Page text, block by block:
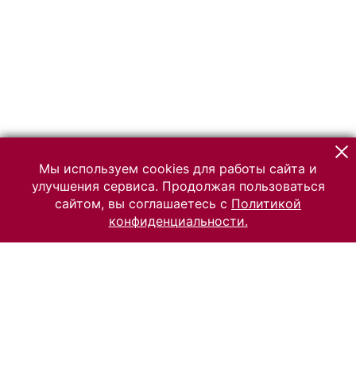
Мы используем cookies для работы сайта и
улучшения сервиса. Продолжая пользоваться
сайтом, вы соглашаетесь с Политикой
конфиденциальности.